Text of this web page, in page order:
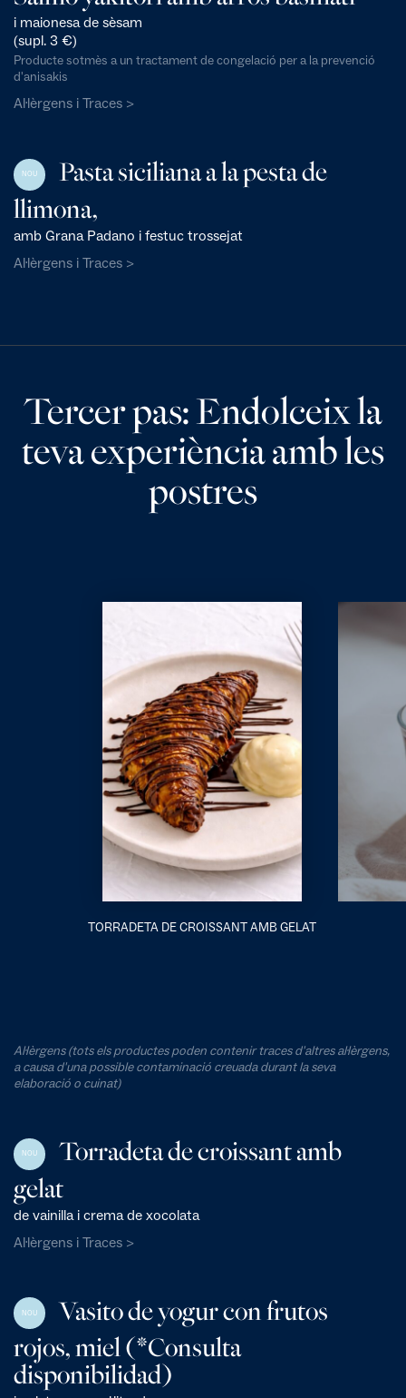
i maionesa de sèsam
(supl. 3 €)
Producte sotmès a un tractament de congelació per a la prevenció
d'anisakis
Al·lèrgens i Traces >
NOU
Pasta siciliana a la pesta de
llimona,
amb Grana Padano i festuc trossejat
Al·lèrgens i Traces >
Tercer pas: Endolceix la
teva experiència amb les
postres
TORRADETA DE CROISSANT AMB GELAT
Al·lèrgens (tots els productes poden contenir traces d'altres al·lèrgens,
a causa d'una possible contaminació creuada durant la seva
elaboració o cuinat)
NOU
Torradeta de croissant amb
gelat
de vainilla i crema de xocolata
Al·lèrgens i Traces >
NOU
Vasito de yogur con frutos
rojos, miel (*Consulta
disponibilidad)